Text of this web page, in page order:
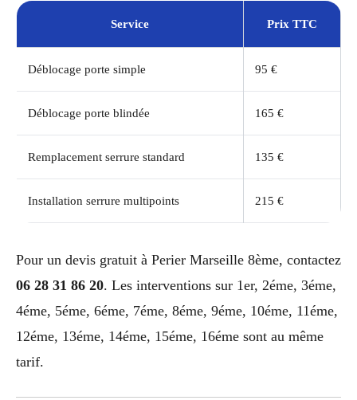
Service Prix TTC
Déblocage porte simple 95 €
Déblocage porte blindée 165 €
Remplacement serrure standard 135 €
Installation serrure multipoints 215 €
Pour un devis gratuit à Perier Marseille 8ème, contactez
06 28 31 86 20. Les interventions sur 1er, 2éme, 3éme,
4éme, 5éme, 6éme, 7éme, 8éme, 9éme, 10éme, 11éme,
12éme, 13éme, 14éme, 15éme, 16éme sont au même
tarif.